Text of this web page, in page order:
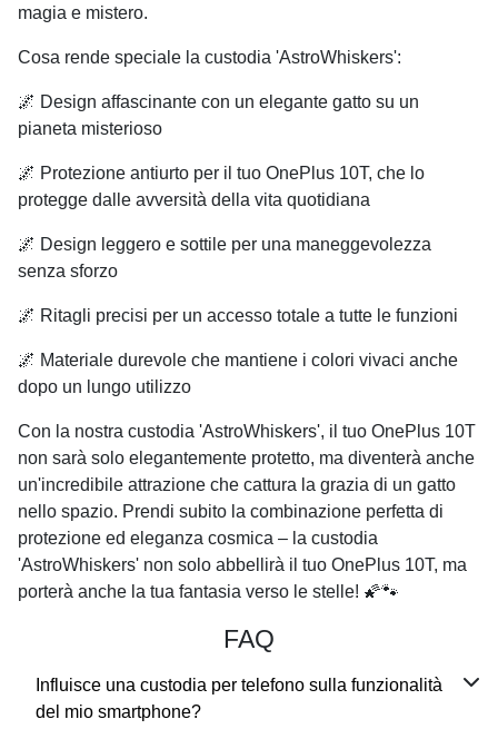
magia e mistero.
Cosa rende speciale la custodia 'AstroWhiskers':
🌌 Design affascinante con un elegante gatto su un
pianeta misterioso
🌌 Protezione antiurto per il tuo OnePlus 10T, che lo
protegge dalle avversità della vita quotidiana
🌌 Design leggero e sottile per una maneggevolezza
senza sforzo
🌌 Ritagli precisi per un accesso totale a tutte le funzioni
🌌 Materiale durevole che mantiene i colori vivaci anche
dopo un lungo utilizzo
Con la nostra custodia 'AstroWhiskers', il tuo OnePlus 10T
non sarà solo elegantemente protetto, ma diventerà anche
un'incredibile attrazione che cattura la grazia di un gatto
nello spazio. Prendi subito la combinazione perfetta di
protezione ed eleganza cosmica – la custodia
'AstroWhiskers' non solo abbellirà il tuo OnePlus 10T, ma
porterà anche la tua fantasia verso le stelle! 🌠🐾
FAQ
Influisce una custodia per telefono sulla funzionalità
del mio smartphone?